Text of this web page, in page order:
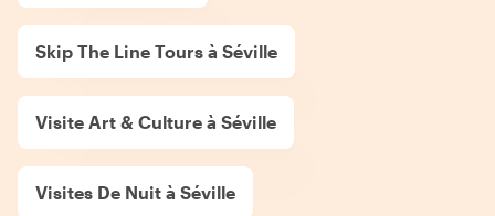
Skip The Line Tours à Séville
Visite Art & Culture à Séville
Visites De Nuit à Séville